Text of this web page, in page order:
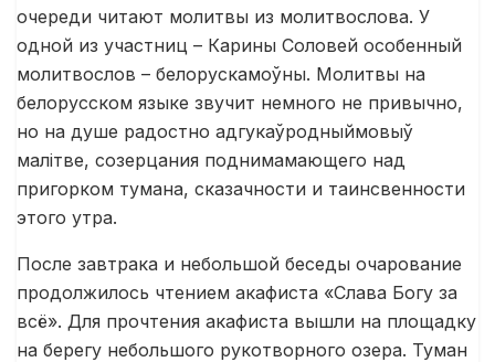
очереди читают молитвы из молитвослова. У
одной из участниц – Карины Соловей особенный
молитвослов – белорускамоўны. Молитвы на
белорусском языке звучит немного не привычно,
но на душе радостно адгукаўродныймовыў
малітве, созерцания поднимамающего над
пригорком тумана, сказачности и таинсвенности
этого утра.
После завтрака и небольшой беседы очарование
продолжилось чтением акафиста «Слава Богу за
всё». Для прочтения акафиста вышли на площадку
на берегу небольшого рукотворного озера. Туман